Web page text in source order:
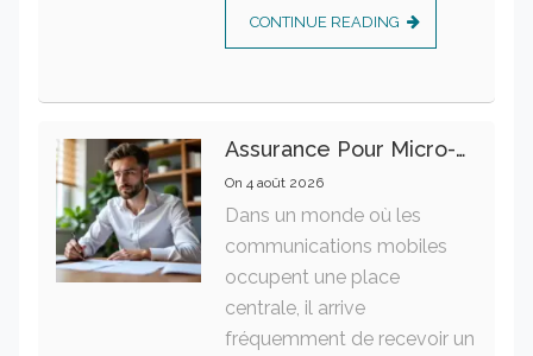
CONTINUE READING
Assurance Pour Micro-Entrepreneur : Les Garanties Essentielles À Connaître
On 4 août 2026
Dans un monde où les
communications mobiles
occupent une place
centrale, il arrive
fréquemment de recevoir un